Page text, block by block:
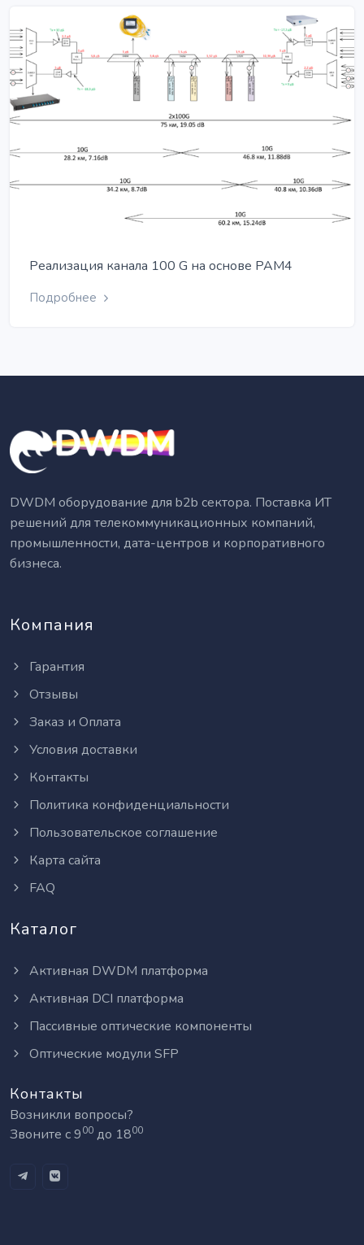
Реализация канала 100 G на основе PAM4
Подробнее
DWDM оборудование для b2b сектора. Поставка ИТ
решений для телекоммуникационных компаний,
промышленности, дата-центров и корпоративного
бизнеса.
Компания
Гарантия
Отзывы
Заказ и Оплата
Условия доставки
Контакты
Политика конфиденциальности
Пользовательское соглашение
Карта сайта
FAQ
Каталог
Активная DWDM платформа
Активная DCI платформа
Пассивные оптические компоненты
Оптические модули SFP
Контакты
Возникли вопросы?
Звоните с 900 до 1800